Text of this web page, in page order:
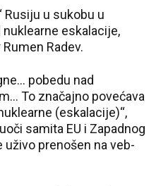
Rusiju u sukobu u
eskalacije,
Radev.
pobedu nad
To značajno povećava
(eskalacije)“,
samita EU i Zapadnog
uživo prenošen na veb-